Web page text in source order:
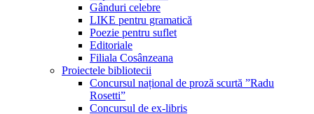
Gânduri celebre
LIKE pentru gramatică
Poezie pentru suflet
Editoriale
Filiala Cosânzeana
Proiectele bibliotecii
Concursul național de proză scurtă ”Radu
Rosetti”
Concursul de ex-libris